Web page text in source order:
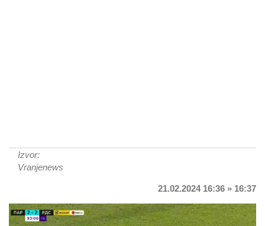
Izvor:
Vranjenews
21.02.2024 16:36 » 16:37